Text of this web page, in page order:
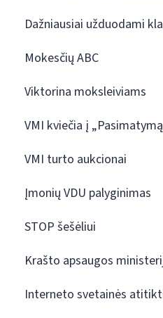
Dažniausiai užduodami
Mokesčių ABC
Viktorina moksleiviams
VMI kviečia į
VMI turto aukcionai
Įmonių VDU palyginimas
STOP šešėliui
Krašto apsaugos
Interneto svetainės